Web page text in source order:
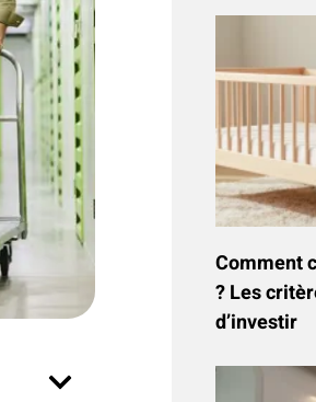
Comment
? Les
d’investir